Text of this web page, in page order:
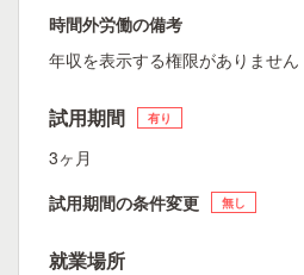
時間外労働の備考
年収を表示する権限がありません
試用期間 有り
3ヶ月
試用期間の条件変更
無し
就業場所